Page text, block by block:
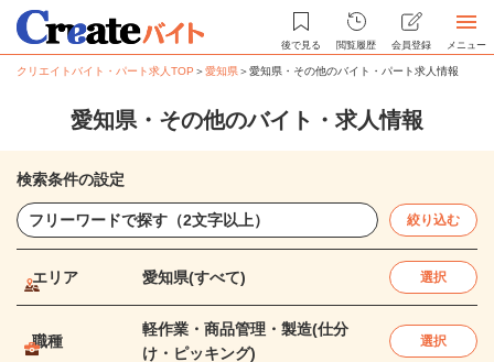
後で見る 閲覧履歴 会員登録 メニュー
クリエイトバイト・パート求人TOP ＞愛知県＞愛知県・その他のバイト・パート求人情報
愛知県・その他のバイト・求人情報
検索条件の設定
絞り込む
エリア 愛知県(すべて) 選択
職種
軽作業・商品管理・製造(仕分
け・ピッキング)
選択